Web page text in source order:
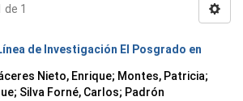
1
de Investigación El Posgrado en
Nieto, Enrique; Montes, Patricia;
; Silva Forné, Carlos; Padrón